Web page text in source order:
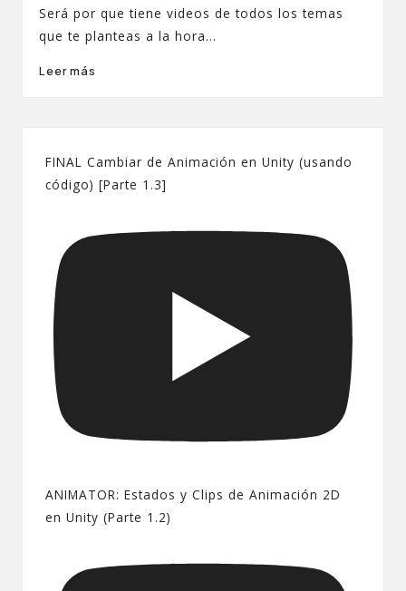
Será por que tiene videos de todos los temas
que te planteas a la hora…
Leer más
FINAL Cambiar de Animación en Unity (usando
código) [Parte 1.3]
ANIMATOR: Estados y Clips de Animación 2D
en Unity (Parte 1.2)